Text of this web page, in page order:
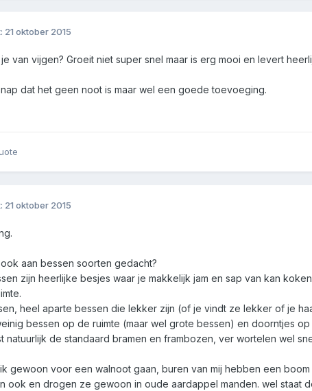
21 oktober 2015
van vijgen? Groeit niet super snel maar is erg mooi en levert
dat het geen noot is maar wel een goede toevoeging.
21 oktober 2015
aan bessen soorten gedacht?
zijn heerlijke besjes waar je makkelijk jam en sap van kan
heel aparte bessen die lekker zijn (of je vindt ze lekker of je
bessen op de ruimte (maar wel grote bessen) en doorntjes op
natuurlijk de standaard bramen en frambozen, ver wortelen wel
gewoon voor een walnoot gaan, buren van mij hebben een
ook en drogen ze gewoon in oude aardappel manden. wel staat